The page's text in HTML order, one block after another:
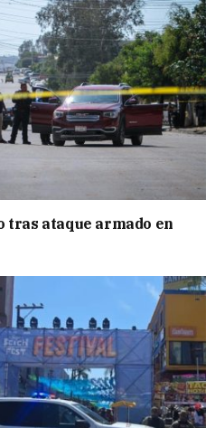
ataque armado en